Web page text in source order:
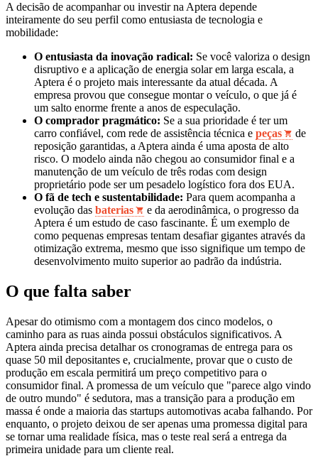
A decisão de acompanhar ou investir na Aptera depende
inteiramente do seu perfil como entusiasta de tecnologia e
mobilidade:
O entusiasta da inovação radical: Se você valoriza o design
disruptivo e a aplicação de energia solar em larga escala, a
Aptera é o projeto mais interessante da atual década. A
empresa provou que consegue montar o veículo, o que já é
um salto enorme frente a anos de especulação.
O comprador pragmático: Se a sua prioridade é ter um
carro confiável, com rede de assistência técnica e peças
de
reposição garantidas, a Aptera ainda é uma aposta de alto
risco. O modelo ainda não chegou ao consumidor final e a
manutenção de um veículo de três rodas com design
proprietário pode ser um pesadelo logístico fora dos EUA.
O fã de tech e sustentabilidade: Para quem acompanha a
evolução das baterias
e da aerodinâmica, o progresso da
Aptera é um estudo de caso fascinante. É um exemplo de
como pequenas empresas tentam desafiar gigantes através da
otimização extrema, mesmo que isso signifique um tempo de
desenvolvimento muito superior ao padrão da indústria.
O que falta saber
Apesar do otimismo com a montagem dos cinco modelos, o
caminho para as ruas ainda possui obstáculos significativos. A
Aptera ainda precisa detalhar os cronogramas de entrega para os
quase 50 mil depositantes e, crucialmente, provar que o custo de
produção em escala permitirá um preço competitivo para o
consumidor final. A promessa de um veículo que "parece algo vindo
de outro mundo" é sedutora, mas a transição para a produção em
massa é onde a maioria das startups automotivas acaba falhando. Por
enquanto, o projeto deixou de ser apenas uma promessa digital para
se tornar uma realidade física, mas o teste real será a entrega da
primeira unidade para um cliente real.